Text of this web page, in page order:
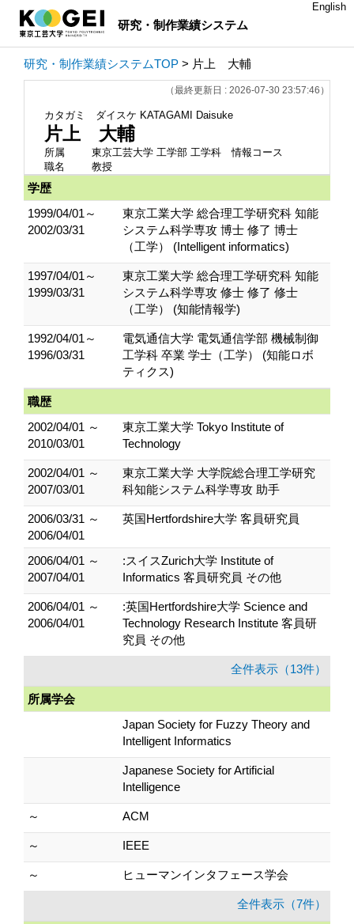
研究・制作業績システム
English
研究・制作業績システムTOP > 片上 大輔
（最終更新日 : 2026-07-30 23:57:46）
カタガミ ダイスケ KATAGAMI Daisuke
片上 大輔
所属
東京工芸大学 工学部 工学科 情報コース
職名
教授
学歴
1999/04/01～
2002/03/31
東京工業大学 総合理工学研究科 知能
システム科学専攻 博士 修了 博士
（工学） (Intelligent informatics)
1997/04/01～
1999/03/31
東京工業大学 総合理工学研究科 知能
システム科学専攻 修士 修了 修士
（工学） (知能情報学)
1992/04/01～
1996/03/31
電気通信大学 電気通信学部 機械制御
工学科 卒業 学士（工学） (知能ロボ
ティクス)
職歴
2002/04/01 ～
2010/03/01
東京工業大学 Tokyo Institute of
Technology
2002/04/01 ～
2007/03/01
東京工業大学 大学院総合理工学研究
科知能システム科学専攻 助手
2006/03/31 ～
2006/04/01
英国Hertfordshire大学 客員研究員
2006/04/01 ～
2007/04/01
:スイスZurich大学 Institute of
Informatics 客員研究員 その他
2006/04/01 ～
2006/04/01
:英国Hertfordshire大学 Science and
Technology Research Institute 客員研
究員 その他
全件表示（13件）
所属学会
Japan Society for Fuzzy Theory and
Intelligent Informatics
Japanese Society for Artificial
Intelligence
～ ACM
～ IEEE
～ ヒューマンインタフェース学会
全件表示（7件）